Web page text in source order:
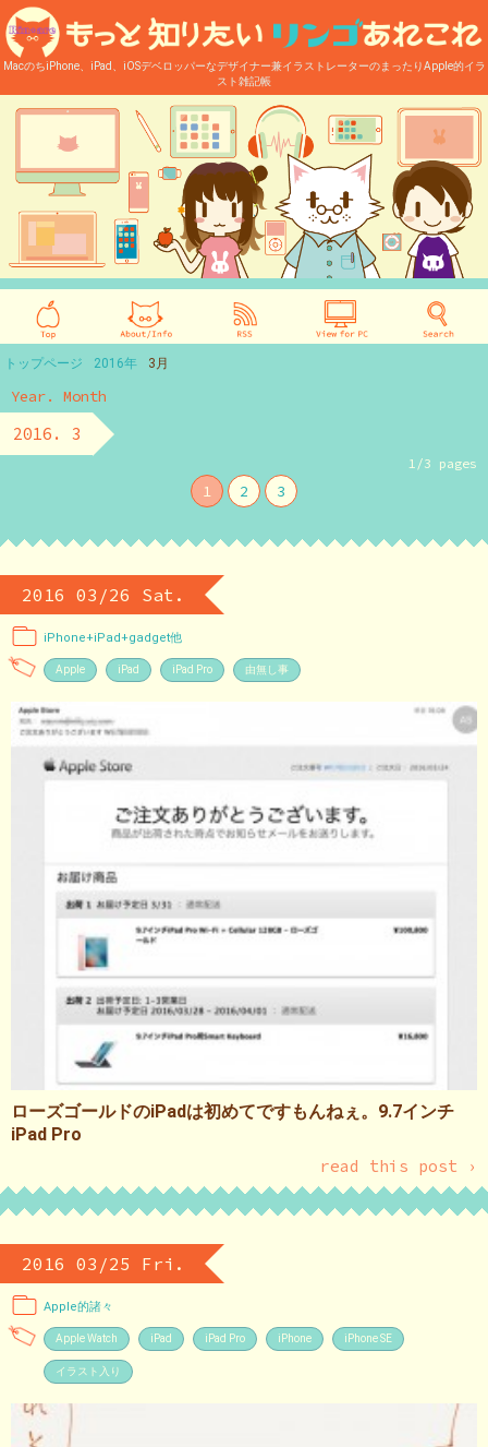
MacのちiPhone、iPad、iOSデベロッパーなデザイナー兼イラストレーターのまったりApple的イラ
スト雑記帳
トップページ 2016年 3月
Year. Month
2016. 3
1/3 pages
1 2 3
2016 03/26 Sat.
iPhone+iPad+gadget他
Apple iPad iPad Pro 由無し事
ローズゴールドのiPadは初めてですもんねぇ。9.7インチ
iPad Pro
read this post ›
2016 03/25 Fri.
Apple的諸々
Apple Watch iPad iPad Pro iPhone iPhone SE
イラスト入り